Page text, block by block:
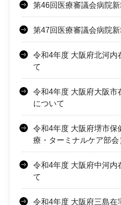
第46回医療審議会病院
第47回医療審議会病院
令和4年度 大阪府北河内
て
令和4年度 大阪府大阪市
について
令和4年度 大阪府堺市保
療・ターミナルケア部
令和4年度 大阪府中河内
て
令和4年度 大阪府三島在